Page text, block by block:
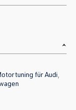
für Audi